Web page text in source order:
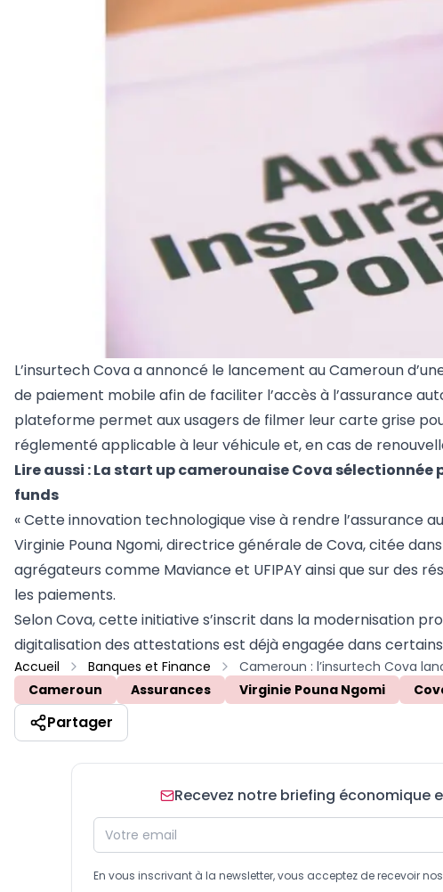
L’insurtech Cova a annoncé le lancement au Cameroun
de paiement mobile afin de faciliter l’accès à l’assurance
plateforme permet aux usagers de filmer leur carte grise
réglementé applicable à leur véhicule et, en cas de
Lire aussi :La start up camerounaise Cova
funds
« Cette innovation technologique vise à rendre l’assurance
Virginie Pouna Ngomi, directrice générale de Cova, citée
agrégateurs comme Maviance et UFIPAY ainsi que sur des
les paiements.
Selon Cova, cette initiative s’inscrit dans la modernisation
digitalisation des attestations est déjà engagée dans certains
Accueil Banques et Finance
Cameroun
Assurances Virginie Pouna Ngomi
Partager
Recevez notre briefing économique
En vous inscrivant à la newsletter, vous acceptez de recevoir